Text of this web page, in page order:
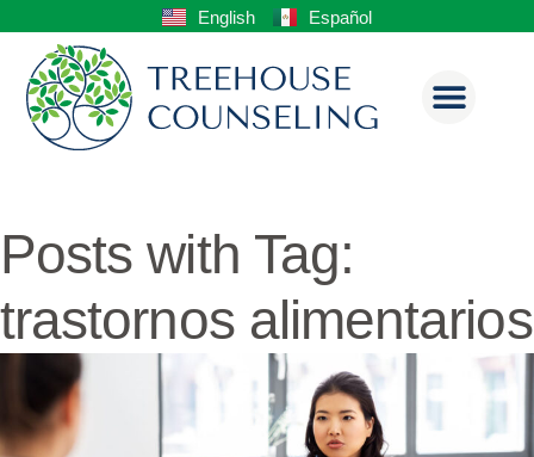
English Español
Posts with Tag:
trastornos alimentarios